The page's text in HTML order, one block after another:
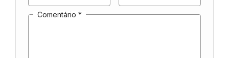
Comentário *